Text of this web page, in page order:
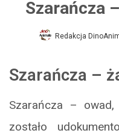
Szarańcza
Redakcja
Szarańcza –
Szarańcza –
zostało